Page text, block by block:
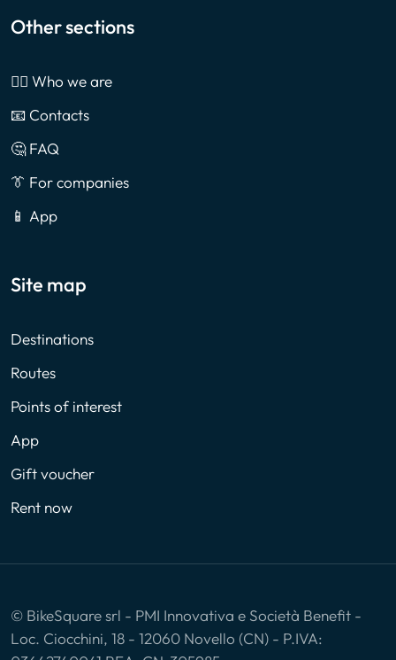
Other sections
🙎‍♂️ Who we are
📧 Contacts
🤔 FAQ
👔 For companies
📱 App
Site map
Destinations
Routes
Points of interest
App
Gift voucher
Rent now
© BikeSquare srl - PMI Innovativa e Società Benefit -
Loc. Ciocchini, 18 - 12060 Novello (CN) - P.IVA: